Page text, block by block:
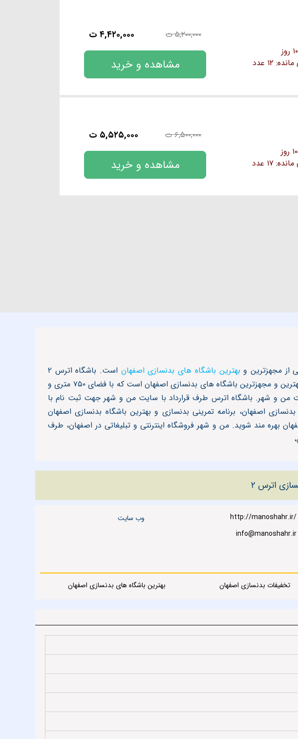
۱۲ عدد
۵,۲۰۰,۰۰۰ ت ۴,۴۲۰,۰۰۰ ت
مشاهده و خرید
۱۷ عدد
۶,۵۰۰,۰۰۰ ت ۵,۵۲۵,۰۰۰ ت
مشاهده و خرید
از مجهزترین و بهترین باشگاه های بدنسازی اصفهان
است. باشگاه اترس ۲
اصفهان اختصاصی آقایان، واقع در ملک شهر خیابان ۱۷ شهریور با مدیریت آقای فرودستان یکی از بهترین و مجهزترین باشگاه های بدنسازی اصفهان است که با فضای ۷۵۰ متری و
من و شهر. باشگاه اترس طرف قرارداد با سایت من و شهر جهت ثبت نام با
اصفهان، برنامه تمرینی بدنسازی و بهترین باشگاه بدنسازی اصفهان
بهره مند شوید. من و شهر فروشگاه اینترنتی و تبلیغاتی در اصفهان، طرف
اترس ۲
http://manoshahr.ir/
وب سایت
info@manoshahr.ir
تخفیفات بدنسازی اصفهان بهترین باشگاه های بدنسازی اصفهان